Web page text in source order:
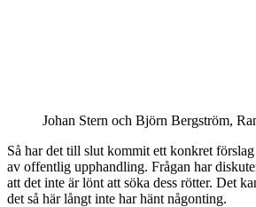
Johan Stern och Björn Bergström,
Så har det till slut kommit ett konkret
av offentlig upphandling. Frågan har
att det inte är lönt att söka dess rötter. Det
det så här långt inte har hänt någonting.